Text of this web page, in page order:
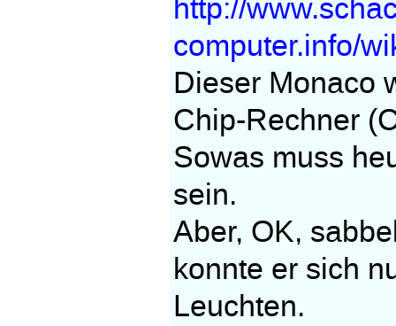
http://
computer.info/
Dieser Monaco
Chip-Rechner
Sowas muss
sein.
Aber, OK,
konnte er sich
Leuchten.